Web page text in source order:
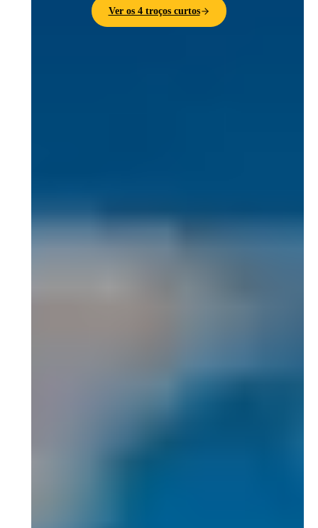
Ver os 4 troços curtos